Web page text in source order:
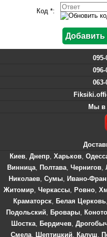
Код *:
095-
096-
063-
Мы в
Киев, Днепр, Харьков,
Винница, Полтава, Чернигов,
Николаев, Сумы, Ивано-
Житомир, Черкассы, Ровно,
Краматорск, Белая Церковь,
Подольский, Бровары,
Шостка, Бердичев,
Смела, Шептицкий, Калуш,